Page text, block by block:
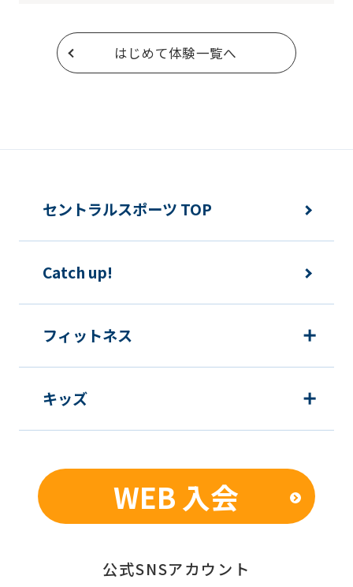
はじめて体験一覧へ
Automatic
セントラルスポーツ TOP
Catch up!
フィットネス
キッズ
WEB 入会
公式SNSアカウント